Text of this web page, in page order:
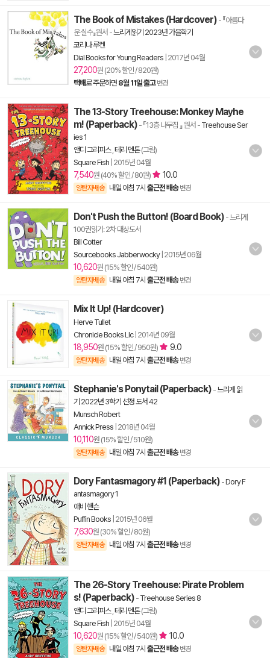
The Book of Mistakes (Hardcover) - 『아름다
운 실수』원서 -느리게읽기 2023년 가을학기
코리나 루켄
Dial Books for Young Readers 2017년 04월
27,200원 (20% 할인 / 820원)
택배로 주문하면 8월 11일 출고 변경
The 13-Story Treehouse: Monkey Mayhe
m! (Paperback) - 『13층 나무집 』 원서 - Treehouse Ser
ies 1
앤디 그리피스, 테리 덴톤(그림)
Square Fish 2015년 04월
7,540원 (40% 할인 / 80원) 10.0
양탄자배송 내일 아침 7시 출근전 배송 변경
Don't Push the Button! (Board Book) - 느리게
100권읽기: 2차 대상도서
Bill Cotter
Sourcebooks Jabberwocky| 2015년 06월
10,620원 (15% 할인 / 540원)
양탄자배송 내일 아침 7시 출근전 배송 변경
Mix It Up! (Hardcover)
Herve Tullet
Chronicle Books Llc| 2014년 09월
18,950원 (15% 할인 / 950원) 9.0
양탄자배송 내일 아침 7시 출근전 배송 변경
Stephanie's Ponytail (Paperback) -느리게 읽
기 2022년 3학기 선정 도서 42
Munsch Robert
Annick Press 2018년 04월
10,110원 (15% 할인 / 510원)
양탄자배송 내일 아침 7시 출근전 배송 변경
Dory Fantasmagory #1 (Paperback) -Dory F
antasmagory 1
애비 핸슨
Puffin Books 2015년 06월
7,630원 (30% 할인 / 80원)
양탄자배송 내일 아침 7시 출근전 배송 변경
The 26-Story Treehouse: Pirate Problem
s! (Paperback) - Treehouse Series 8
앤디 그리피스, 테리 덴톤(그림)
Square Fish 2015년 04월
10,620원 (15% 할인 / 540원) 10.0
양탄자배송 내일 아침 7시 출근전 배송 변경